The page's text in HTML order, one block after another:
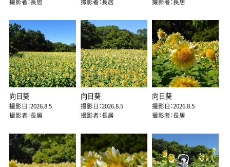
向日葵
撮影日：2026.8.5
撮影者：長居
向日葵
撮影日：2026.8.5
撮影者：長居
向日葵
撮影日：2026.8.5
撮影者：長居